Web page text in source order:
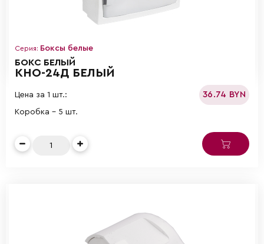
Серия: Боксы белые
БОКС БЕЛЫЙ
КНО-24Д БЕЛЫЙ
Цена за 1 шт.: 36.74 BYN
Коробка - 5 шт.